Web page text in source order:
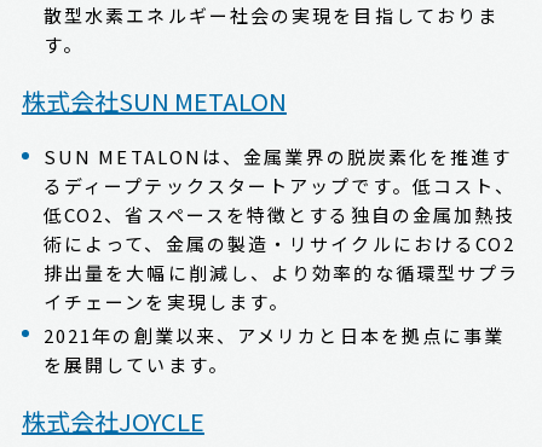
散型水素エネルギー社会の実現を目指しておりま
す。
株式会社SUN METALON
SUN METALONは、金属業界の脱炭素化を推進す
るディープテックスタートアップです。低コスト、
低CO2、省スペースを特徴とする独自の金属加熱技
術によって、金属の製造・リサイクルにおけるCO2
排出量を大幅に削減し、より効率的な循環型サプラ
イチェーンを実現します。
2021年の創業以来、アメリカと日本を拠点に事業
を展開しています。
株式会社JOYCLE